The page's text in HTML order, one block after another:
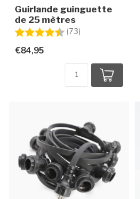
Guirlande guinguette
de 25 mètres
Note:
(73)
€84,95